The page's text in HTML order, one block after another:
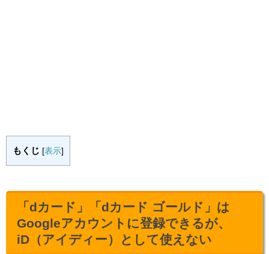
もくじ [表示]
「dカード」「dカード ゴールド」は
Googleアカウントに登録できるが、
iD（アイディー）として使えない